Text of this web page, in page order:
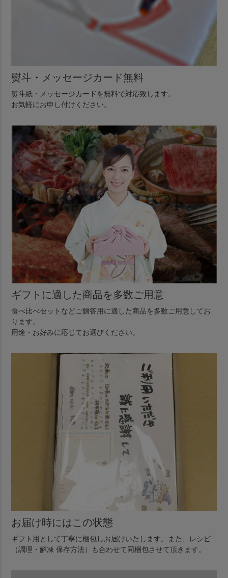
熨斗・メッセージカード無料
熨斗紙・メッセージカードを無料で対応致します。
お気軽にお申し付けください。
ギフトに適した商品を多数ご用意
食べ比べセットなどご贈答用に適した商品を多数ご用意してお
ります。
用途・お好みに応じてお選びください。
お届け時にはこの状態
ギフト用として丁寧に梱包しお届けいたします。また、レシピ
（調理・解凍 保存方法）も合わせて同梱包させて頂きます。